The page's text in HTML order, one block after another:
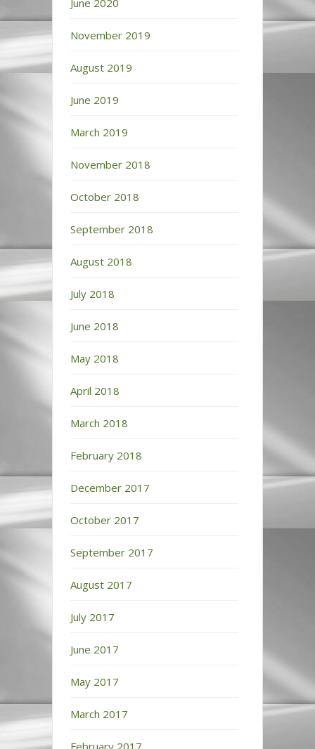
June 2020
November 2019
August 2019
June 2019
March 2019
November 2018
October 2018
September 2018
August 2018
July 2018
June 2018
May 2018
April 2018
March 2018
February 2018
December 2017
October 2017
September 2017
August 2017
July 2017
June 2017
May 2017
March 2017